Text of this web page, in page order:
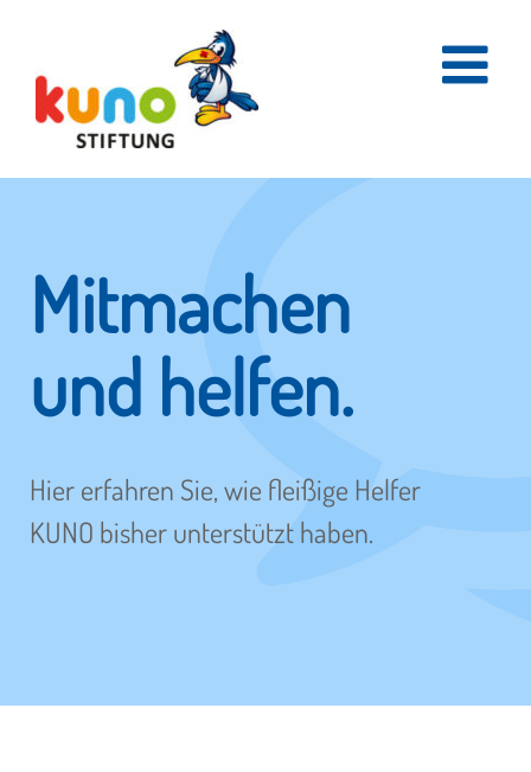
content
Mitmachen
und helfen.
Hier erfahren Sie, wie fleißige Helfer
KUNO bisher unterstützt haben.